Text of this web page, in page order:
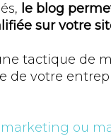
le blog
sur votre
tactique de
de votre
marketing ou